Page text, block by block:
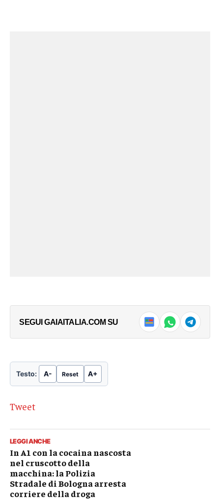
SEGUI GAIAITALIA.COM SU
Testo: A- Reset A+
Tweet
LEGGI ANCHE
In A1 con la cocaina nascosta
nel cruscotto della
macchina: la Polizia
Stradale di Bologna arresta
corriere della droga